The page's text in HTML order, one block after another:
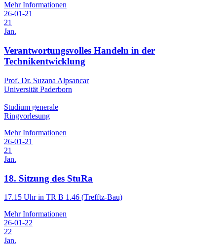
Mehr Informationen
26-01-21
21
Jan.
Verantwortungsvolles Handeln in der
Technikentwicklung
Prof. Dr. Suzana Alpsancar
Universität Paderborn
Studium generale
Ringvorlesung
Mehr Informationen
26-01-21
21
Jan.
18. Sitzung des StuRa
17.15 Uhr in TR B 1.46 (Trefftz-Bau)
Mehr Informationen
26-01-22
22
Jan.